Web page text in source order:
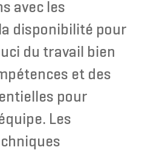
avec les
disponibilité pour
du travail bien
et des
pour
Les